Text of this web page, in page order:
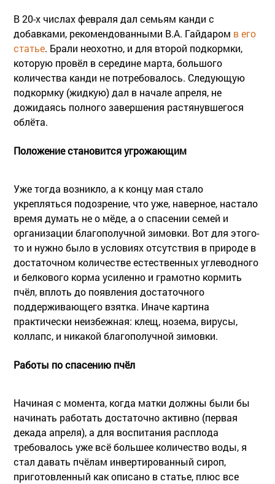
В 20-х числах февраля дал семьям канди с
добавками, рекомендованными В.А. Гайдаром в его
статье. Брали неохотно, и для второй подкормки,
которую провёл в середине марта, большого
количества канди не потребовалось. Следующую
подкормку (жидкую) дал в начале апреля, не
дожидаясь полного завершения растянувшегося
облёта.
Положение становится угрожающим
Уже тогда возникло, а к концу мая стало
укрепляться подозрение, что уже, наверное, настало
время думать не о мёде, а о спасении семей и
организации благополучной зимовки. Вот для этого-
то и нужно было в условиях отсутствия в природе в
достаточном количестве естественных углеводного
и белкового корма усиленно и грамотно кормить
пчёл, вплоть до появления достаточного
поддерживающего взятка. Иначе картина
практически неизбежная: клещ, нозема, вирусы,
коллапс, и никакой благополучной зимовки.
Работы по спасению пчёл
Начиная с момента, когда матки должны были бы
начинать работать достаточно активно (первая
декада апреля), а для воспитания расплода
требовалось уже всё большее количество воды, я
стал давать пчёлам инвертированный сироп,
приготовленный как описано в статье, плюс все